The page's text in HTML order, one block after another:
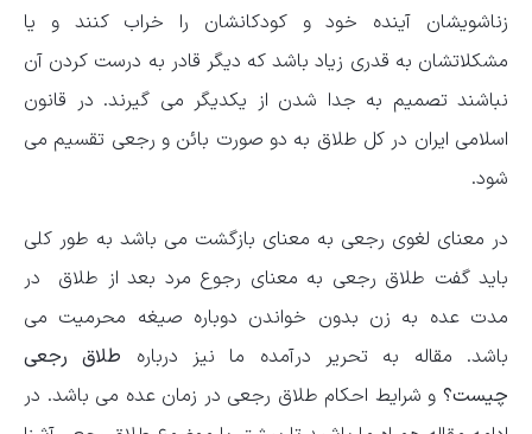
زناشویشان آینده خود و کودکانشان را خراب کنند و یا
مشکلاتشان به قدری زیاد باشد که دیگر قادر به درست کردن آن
نباشند تصمیم به جدا شدن از یکدیگر می گیرند. در قانون
اسلامی ایران در کل طلاق به دو صورت بائن و رجعی تقسیم می
شود.
در معنای لغوی رجعی به معنای بازگشت می باشد به طور کلی
باید گفت طلاق رجعی به معنای رجوع مرد بعد از طلاق در
مدت عده به زن بدون خواندن دوباره صیغه محرمیت می
باشد. مقاله به تحریر درآمده ما نیز درباره طلاق رجعی
چیست؟ و شرایط احکام طلاق رجعی در زمان عده می باشد. در